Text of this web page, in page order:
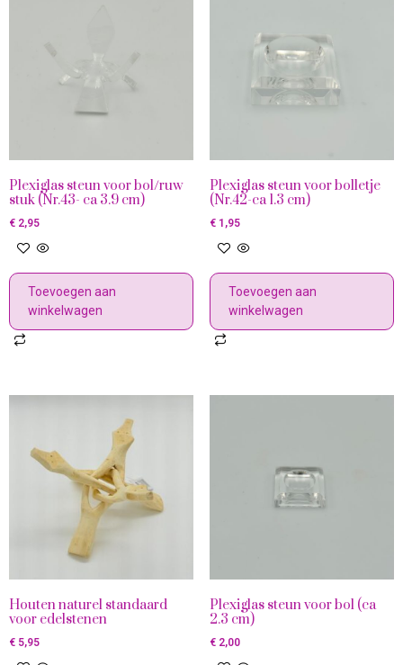
Plexiglas steun voor bol/ruw
stuk (Nr.43- ca 3.9 cm)
€ 2,95
Toevoegen aan
winkelwagen
Plexiglas steun voor bolletje
(Nr.42-ca 1.3 cm)
€1,95
Toevoegen aan
winkelwagen
Houten naturel standaard
voor edelstenen
€ 5,95
Plexiglas steun voor bol (ca
2.3 cm)
€2,00